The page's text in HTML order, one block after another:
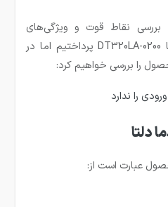
نقاط قوت و ویژگی‌های
مثبت کارت کنترل دمای دلتا DT320LA-0200 پرداختیم اما در
را بررسی خواهیم کرد:
دلتا
عبارت است از: